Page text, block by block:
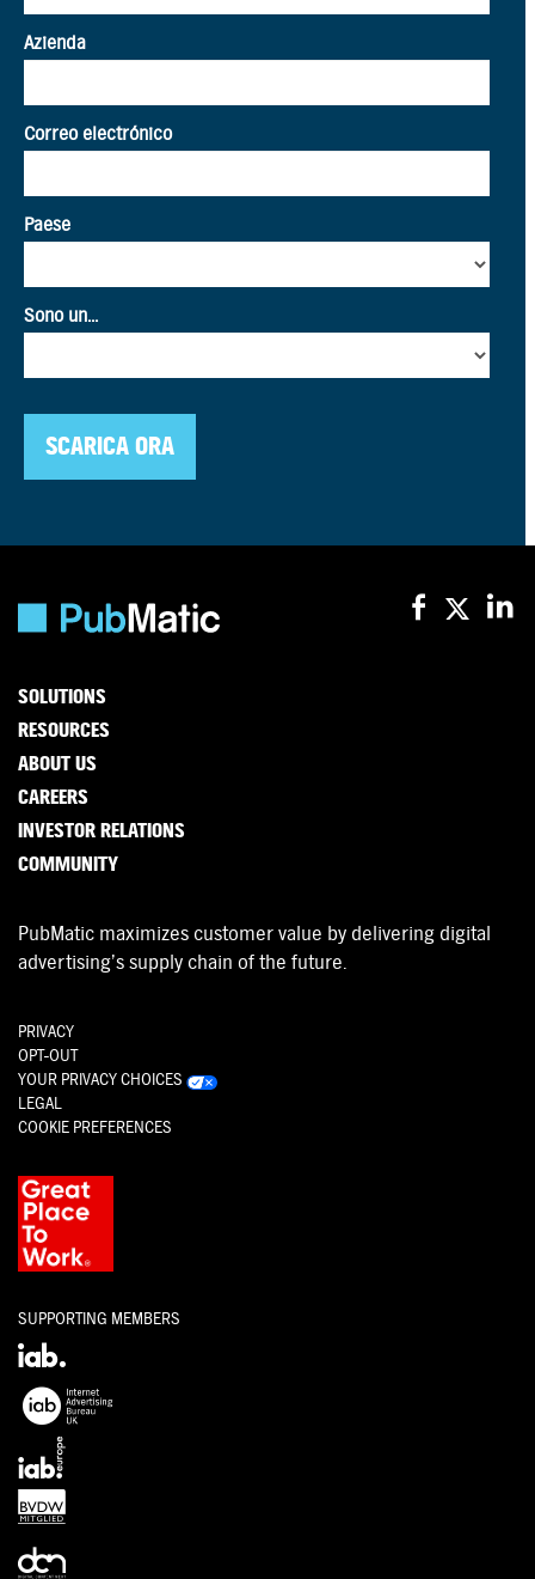
SOLUTIONS
RESOURCES
ABOUT US
CAREERS
INVESTOR RELATIONS
COMMUNITY
PubMatic maximizes customer value by delivering digital
advertising’s supply chain of the future.
PRIVACY
OPT-OUT
YOUR PRIVACY CHOICES
LEGAL
COOKIE PREFERENCES
SUPPORTING MEMBERS